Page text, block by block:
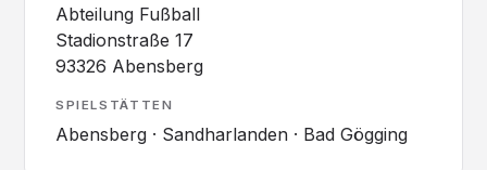
Abteilung Fußball
Stadionstraße 17
93326 Abensberg
SPIELSTÄTTEN
Abensberg · Sandharlanden · Bad Gögging